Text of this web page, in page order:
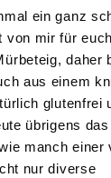
ein ganz
von mir für
daher
aus einem
glutenfrei
übrigens
manch einer
nur diverse